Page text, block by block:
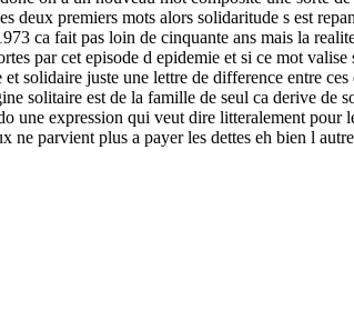
deux premiers mots alors solidaritude s est
ca fait pas loin de cinquante ans mais la
par cet episode d epidemie et si ce mot
juste une lettre de difference entre
solitaire est de la famille de seul ca derive de
une expression qui veut dire litteralement pour
parvient plus a payer les dettes eh bien l